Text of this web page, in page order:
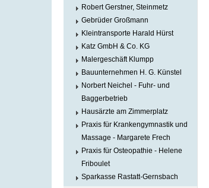
Robert Gerstner, Steinmetz
Gebrüder Großmann
Kleintransporte Harald Hürst
Katz GmbH & Co. KG
Malergeschäft Klumpp
Bauunternehmen H. G. Künstel
Norbert Neichel - Fuhr- und
Baggerbetrieb
Hausärzte am Zimmerplatz
Praxis für Krankengymnastik und
Massage - Margarete Frech
Praxis für Osteopathie - Helene
Friboulet
Sparkasse Rastatt-Gernsbach